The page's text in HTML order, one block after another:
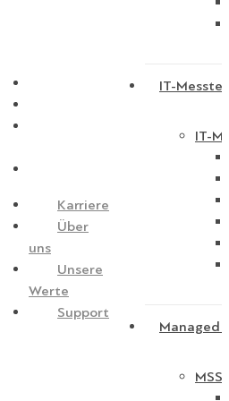
Karriere
Über
uns
Unsere
Werte
Support
IT-
IT-
Managed